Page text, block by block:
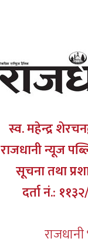
स्व. महेन्द्र
राजधानी न्यूज
सूचना तथा
दर्ता नं.: